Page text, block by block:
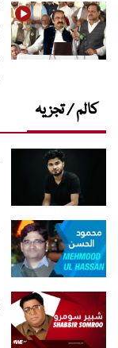
کالم / تجزیہ